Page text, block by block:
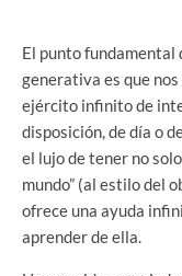
El punto fundamental
generativa es que
ejército infinito de
disposición, de día o
el lujo de tener no
mundo” (al estilo del
ofrece una ayuda
aprender de ella.